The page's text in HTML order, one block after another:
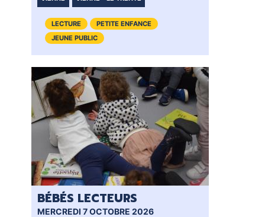
LECTURE
PETITE ENFANCE
JEUNE PUBLIC
BÉBÉS LECTEURS
MERCREDI 7 OCTOBRE 2026